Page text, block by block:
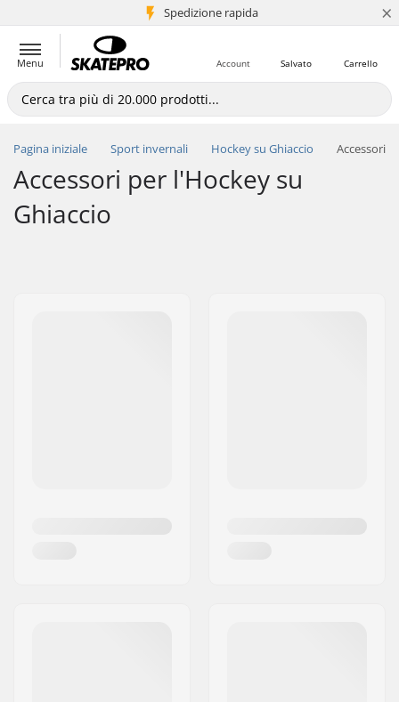
Spedizione rapida
+5 mln di clienti ×
Menu Carrello
Salvato
Account
Pagina iniziale Sport invernali Hockey su Ghiaccio Accessori
Accessori per l'Hockey su
Ghiaccio